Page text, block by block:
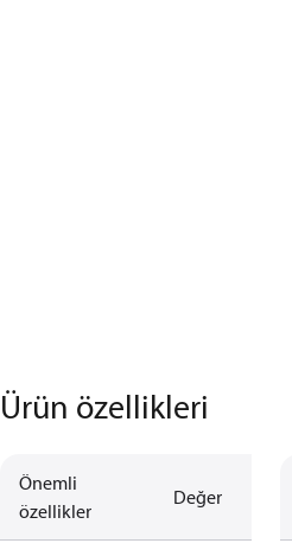
Ürün özellikleri
Önemli
özellikler
Değer